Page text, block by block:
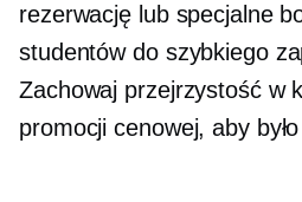
rezerwację lub specjalne
studentów do szybkiego
Zachowaj przejrzystość w
promocji cenowej, aby